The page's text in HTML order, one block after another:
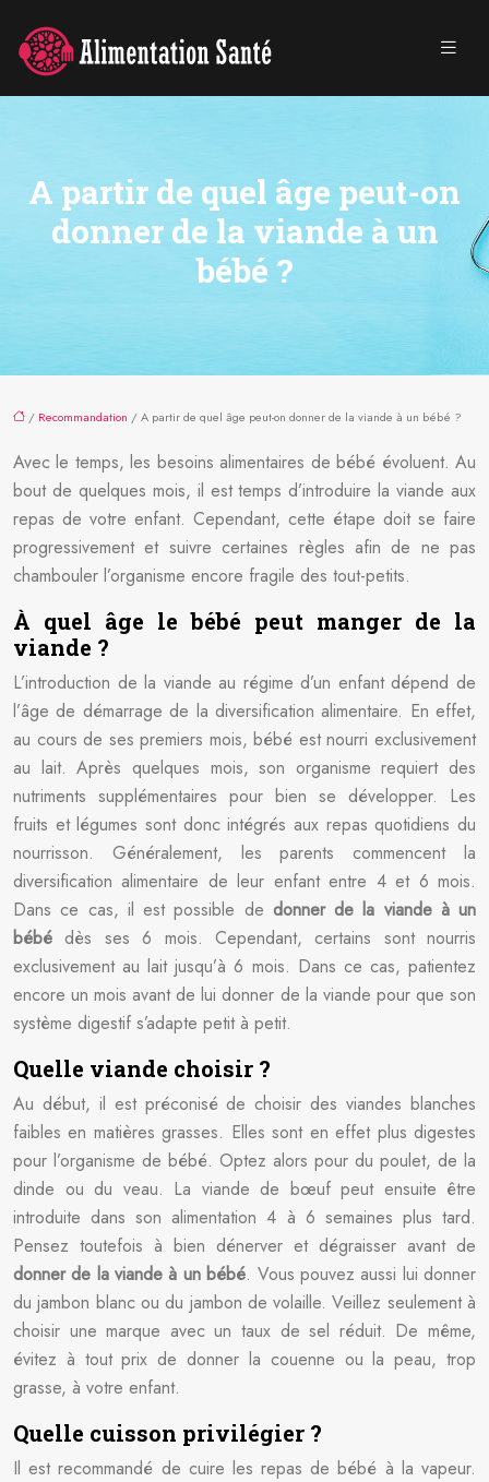
A partir de quel âge peut-on
donner de la viande à un
bébé ?
/ Recommandation / A partir de quel âge peut-on donner de la viande à un bébé ?
Avec le temps, les besoins alimentaires de bébé évoluent. Au
bout de quelques mois, il est temps d’introduire la viande aux
repas de votre enfant. Cependant, cette étape doit se faire
progressivement et suivre certaines règles afin de ne pas
chambouler l’organisme encore fragile des tout-petits.
À quel âge le bébé peut manger de la
viande ?
L’introduction de la viande au régime d’un enfant dépend de
l’âge de démarrage de la diversification alimentaire. En effet,
au cours de ses premiers mois, bébé est nourri exclusivement
au lait. Après quelques mois, son organisme requiert des
nutriments supplémentaires pour bien se développer. Les
fruits et légumes sont donc intégrés aux repas quotidiens du
nourrisson. Généralement, les parents commencent la
diversification alimentaire de leur enfant entre 4 et 6 mois.
Dans ce cas, il est possible de donner de la viande à un
bébé dès ses 6 mois. Cependant, certains sont nourris
exclusivement au lait jusqu’à 6 mois. Dans ce cas, patientez
encore un mois avant de lui donner de la viande pour que son
système digestif s’adapte petit à petit.
Quelle viande choisir ?
Au début, il est préconisé de choisir des viandes blanches
faibles en matières grasses. Elles sont en effet plus digestes
pour l’organisme de bébé. Optez alors pour du poulet, de la
dinde ou du veau. La viande de bœuf peut ensuite être
introduite dans son alimentation 4 à 6 semaines plus tard.
Pensez toutefois à bien dénerver et dégraisser avant de
donner de la viande à un bébé. Vous pouvez aussi lui donner
du jambon blanc ou du jambon de volaille. Veillez seulement à
choisir une marque avec un taux de sel réduit. De même,
évitez à tout prix de donner la couenne ou la peau, trop
grasse, à votre enfant.
Quelle cuisson privilégier ?
Il est recommandé de cuire les repas de bébé à la vapeur.